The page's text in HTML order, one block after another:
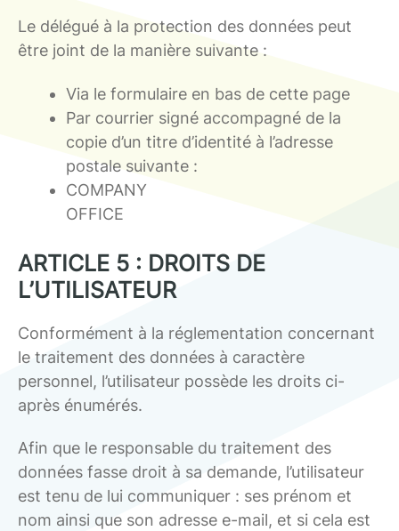
Le délégué à la protection des données peut
être joint de la manière suivante :
Via le formulaire en bas de cette page
Par courrier signé accompagné de la
copie d’un titre d’identité à l’adresse
postale suivante :
COMPANY
OFFICE
ARTICLE 5 : DROITS DE
L’UTILISATEUR
Conformément à la réglementation concernant
le traitement des données à caractère
personnel, l’utilisateur possède les droits ci-
après énumérés.
Afin que le responsable du traitement des
données fasse droit à sa demande, l’utilisateur
est tenu de lui communiquer : ses prénom et
nom ainsi que son adresse e-mail, et si cela est